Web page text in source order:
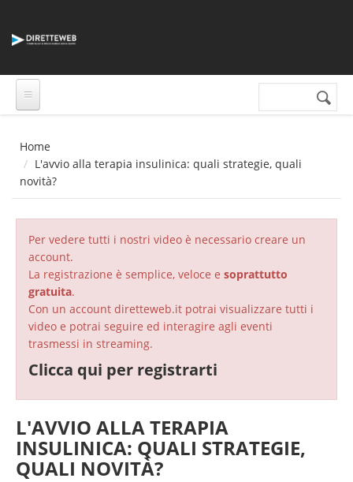
Form di
Cerca nel sito
Home
L'avvio alla terapia insulinica: quali strategie, quali
novità?
Per vedere tutti i nostri video è necessario creare un
account.
La registrazione è semplice, veloce e soprattutto
gratuita.
Con un account diretteweb.it potrai visualizzare tutti i
video e potrai seguire ed interagire agli eventi
trasmessi in streaming.
Clicca qui per registrarti
L'AVVIO ALLA TERAPIA
INSULINICA: QUALI STRATEGIE,
QUALI NOVITÀ?